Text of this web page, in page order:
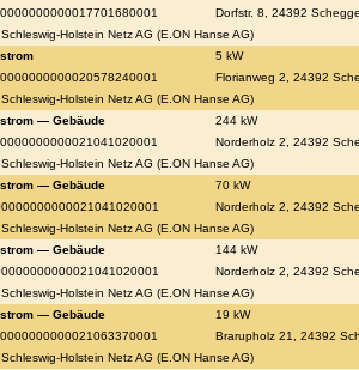
Dorfstr. 8, 24392
Holstein Netz AG (E.ON Hanse AG)
5 kW
Florianweg 2, 24392
Holstein Netz AG (E.ON Hanse AG)
— Gebäude
244 kW
Norderholz 2, 24392
Holstein Netz AG (E.ON Hanse AG)
— Gebäude
70 kW
Norderholz 2, 24392
Holstein Netz AG (E.ON Hanse AG)
— Gebäude
144 kW
Norderholz 2, 24392
Holstein Netz AG (E.ON Hanse AG)
— Gebäude
19 kW
Brarupholz 21, 24392
Holstein Netz AG (E.ON Hanse AG)